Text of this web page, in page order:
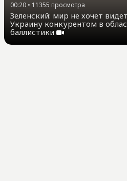
00:20 • 11355 просмотра
Зеленский: мир не хочет
Украину конкурентом в
баллистики